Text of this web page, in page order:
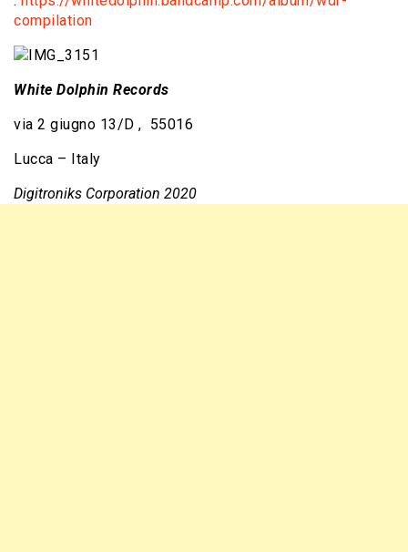
compilation
White Dolphin Records
via 2 giugno 13/D , 55016
Lucca – Italy
Digitroniks Corporation 2020